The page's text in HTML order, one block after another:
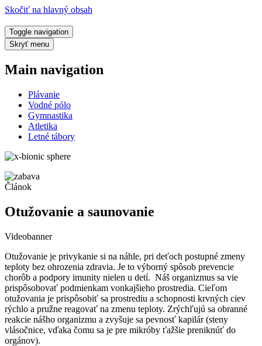
Skočiť na hlavný obsah
Toggle navigation
Skryť menu
Main navigation
Plávanie
Vodné pólo
Gymnastika
Atletika
Letné tábory
Článok
Otužovanie a saunovanie
Videobanner
Otužovanie je privykanie si na náhle, pri deťoch postupné zmeny
teploty bez ohrozenia zdravia. Je to výborný spôsob prevencie
chorôb a podpory imunity nielen u detí. Náš organizmus sa vie
prispôsobovať podmienkam vonkajšieho prostredia. Cieľom
otužovania je prispôsobiť sa prostrediu a schopnosti krvných ciev
rýchlo a pružne reagovať na zmenu teploty. Zrýchľujú sa obranné
reakcie nášho organizmu a zvyšuje sa pevnosť kapilár (steny
vlásočnice, vďaka čomu sa je pre mikróby ťažšie preniknúť do
orgánov).